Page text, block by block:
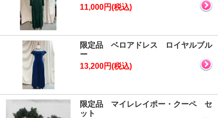
11,000円(税込)
限定品 ベロアドレス ロイヤルブル
ー
13,200円(税込)
限定品 マイレレイポー・クーペ セ
ット